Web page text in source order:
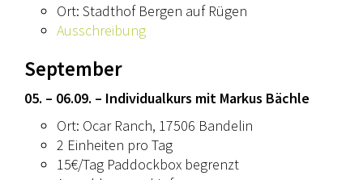
Ort: Stadthof Bergen auf Rügen
Ausschreibung
September
05. – 06.09. – Individualkurs mit Markus Bächle
Ort: Ocar Ranch, 17506 Bandelin
2 Einheiten pro Tag
15€/Tag Paddockbox begrenzt